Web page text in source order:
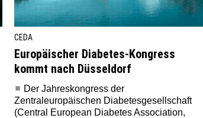
CEDA
Europäischer Diabetes-Kongress
kommt nach Düsseldorf
Der Jahreskongress der
Zentraleuropäischen Diabetesgesellschaft
(Central European Diabetes Association,